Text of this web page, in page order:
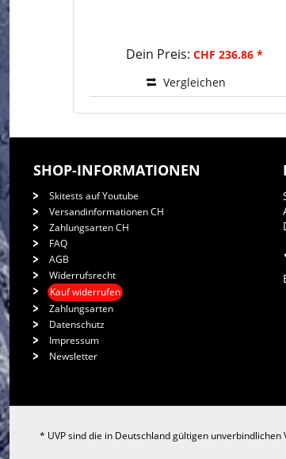
Dein Preis: CHF 236.86 *
Vergleichen
SHOP-INFORMATIONEN
Skitests auf Youtube
Versandinformationen CH
Zahlungsarten CH
FAQ
AGB
Widerrufsrecht
Kauf widerrufen
Zahlungsarten
Datenschutz
Impressum
Newsletter
* UVP sind die in Deutschland gültigen